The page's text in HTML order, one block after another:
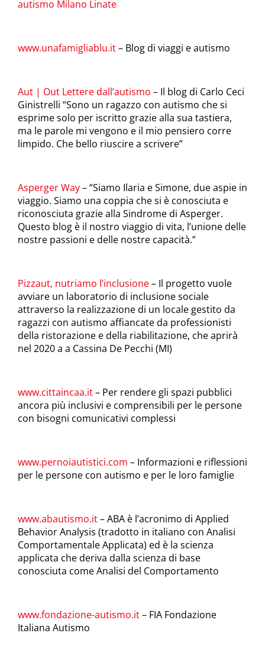
autismo Milano Linate
www.unafamigliablu.it– Blog di viaggi e autismo
Aut | Out Lettere dall’autismo – Il blog di Carlo Ceci
Ginistrelli “Sono un ragazzo con autismo che si
esprime solo per iscritto grazie alla sua tastiera,
ma le parole mi vengono e il mio pensiero corre
limpido. Che bello riuscire a scrivere”
Asperger Way– “Siamo Ilaria e Simone, due aspie in
viaggio. Siamo una coppia che si è conosciuta e
riconosciuta grazie alla Sindrome di Asperger.
Questo blog è il nostro viaggio di vita, l’unione delle
nostre passioni e delle nostre capacità.”
Pizzaut, nutriamo l’inclusione– Il progetto vuole
avviare un laboratorio di inclusione sociale
attraverso la realizzazione di un locale gestito da
ragazzi con autismo affiancate da professionisti
della ristorazione e della riabilitazione, che aprirà
nel 2020 a a Cassina De Pecchi (MI)
www.cittaincaa.it– Per rendere gli spazi pubblici
ancora più inclusivi e comprensibili per le persone
con bisogni comunicativi complessi
www.pernoiautistici.com – Informazioni e riflessioni
per le persone con autismo e per le loro famiglie
www.abautismo.it– ABA è l’acronimo di Applied
Behavior Analysis (tradotto in italiano con Analisi
Comportamentale Applicata) ed è la scienza
applicata che deriva dalla scienza di base
conosciuta come Analisi del Comportamento
www.fondazione-autismo.it– FIA Fondazione
Italiana Autismo